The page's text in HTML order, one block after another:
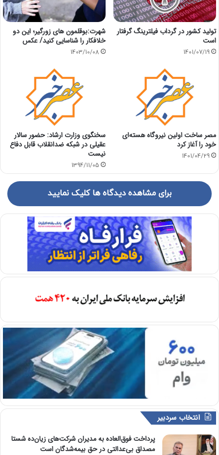
تولید کشور در گرداب فیلترینگ گرفتار
است
1401/07/19
شهرت:بوقلمون های زورگیر؛ این دو
خلافکار را شناسایی کنید/ عکس
1403/10/08
مصر ساخت اولین نیروگاه هسته‌ای
خود را آغاز کرد
1401/04/29
سخنگوی وزارت ارشاد: حضور سالار
عقیلی در شبکه ضدانقلاب قابل دفاع
نیست
1394/11/05
برای مشاهده دیدگاه ها کلیک نمایید
انتخاب سردبیر
پرداخت فوق‌العاده به مدیران شرکت‌های زیان‌ده شستا
مصداق بی‌عدالتی در حق بیمه‌شدگان است